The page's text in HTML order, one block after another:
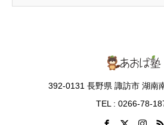
392-0131 長野県 諏訪市 湖南
TEL : 0266-78-